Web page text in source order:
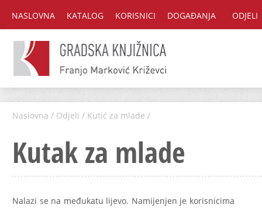
NASLOVNA KATALOG KORISNICI DOGAĐANJA ODJELI
Naslovna / Odjeli / Kutić za mlade /
Kutak za mlade
Nalazi se na međukatu lijevo. Namijenjen je korisnicima